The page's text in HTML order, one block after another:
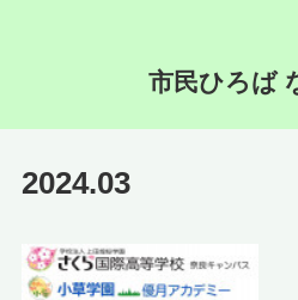
市民ひろば
2024.03